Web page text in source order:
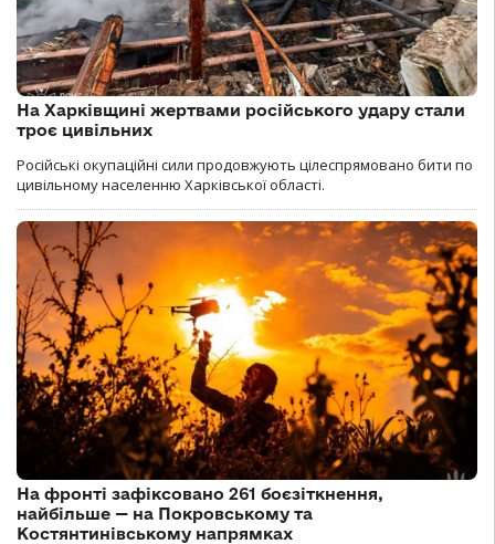
На Харківщині жертвами російського удару стали
троє цивільних
Російські окупаційні сили продовжують цілеспрямовано бити по
цивільному населенню Харківської області.
На фронті зафіксовано 261 боєзіткнення,
найбільше — на Покровському та
Костянтинівському напрямках